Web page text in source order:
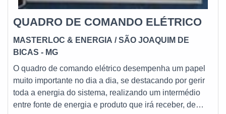
QUADRO DE COMANDO ELÉTRICO
MASTERLOC & ENERGIA / SÃO JOAQUIM DE
BICAS - MG
O quadro de comando elétrico desempenha um papel
muito importante no dia a dia, se destacando por gerir
toda a energia do sistema, realizando um intermédio
entre fonte de energia e produto que irá receber, de